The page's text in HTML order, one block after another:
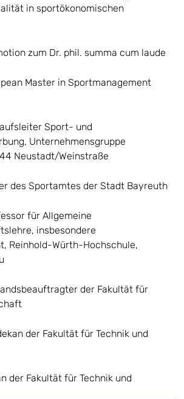
in sportökonomischen
zum Dr. phil. summa cum laude
Master in Sportmanagement
Sport- und
Unternehmensgruppe
Neustadt/Weinstraße
des Sportamtes der Stadt Bayreuth
für Allgemeine
insbesondere
Reinhold-Würth-Hochschule,
Künzelsau
der Fakultät für
der Fakultät für Technik und
der Fakultät für Technik und